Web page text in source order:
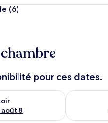
(6)
pour ces dates.
août 8
pour ce soir août 7 - août 8
Vérifier la